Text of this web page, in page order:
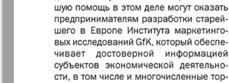
55 56
61 62
Ваша газета Версия
Вечное
сокровище
Восточная
Германия